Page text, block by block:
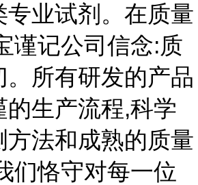
专业试剂。在质量
谨记公司信念:质
。所有研发的产品
的生产流程,科学
方法和成熟的质量
们恪守对每一位